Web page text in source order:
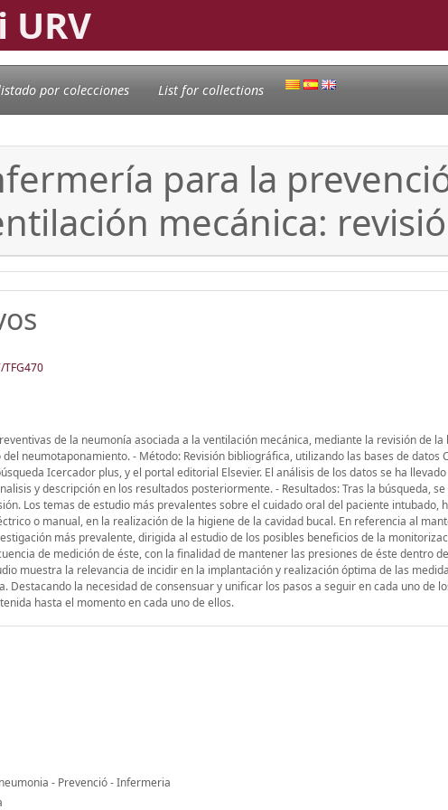
por colecciones List for collections
para la
mecánica:
de la neumonía asociada a la ventilación mecánica, mediante la revisión de
neumotaponamiento. - Método: Revisión bibliográfica, utilizando las bases de datos
Icercador plus, y el portal editorial Elsevier. El análisis de los datos se ha
y descripción en los resultados posteriormente. - Resultados: Tras la búsqueda,
Los temas de estudio más prevalentes sobre el cuidado oral del paciente intubado,
o manual, en la realización de la higiene de la cavidad bucal. En referencia al
más prevalente, dirigida al estudio de los posibles beneficios de la
de medición de éste, con la finalidad de mantener las presiones de éste dentro
muestra la relevancia de incidir en la implantación y realización óptima de las
Destacando la necesidad de consensuar y unificar los pasos a seguir en cada uno de
hasta el momento en cada uno de ellos.
- Prevenció - Infermeria